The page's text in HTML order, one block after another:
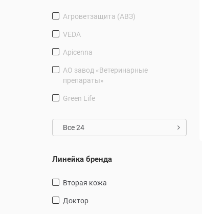
Агроветзащита (АВЗ)
VEDA
Apicenna
АО завод «Ветеринарные
препараты»
Green Life
Все 24
Линейка бренда
Вторая кожа
Доктор